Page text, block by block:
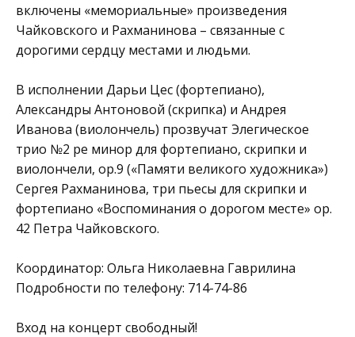
включены «мемориальные» произведения
Чайковского и Рахманинова – связанные с
дорогими сердцу местами и людьми.
В исполнении Дарьи Цес (фортепиано),
Александры Антоновой (скрипка) и Андрея
Иванова (виолончель) прозвучат Элегическое
трио №2 ре минор для фортепиано, скрипки и
виолончели, op.9 («Памяти великого художника»)
Сергея Рахманинова, три пьесы для скрипки и
фортепиано «Воспоминания о дорогом месте» оp.
42 Петра Чайковского.
Координатор: Ольга Николаевна Гаврилина
Подробности по телефону: 714-74-86
Вход на концерт свободный!